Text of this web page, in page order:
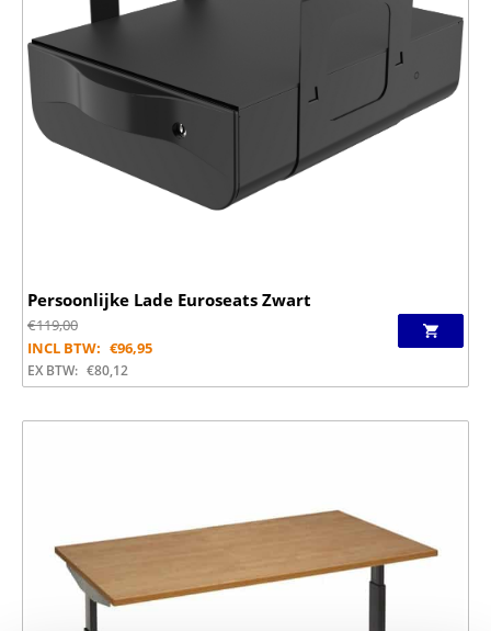
Persoonlijke Lade Euroseats Zwart
€119,00
INCL BTW: €96,95
EX BTW: €80,12